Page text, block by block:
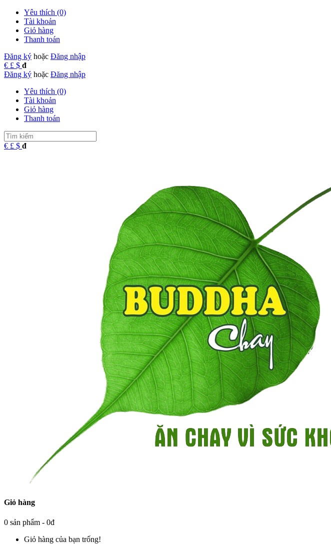
Yêu thích (0)
Tài khoản
Giỏ hàng
Thanh toán
Đăng ký hoặc Đăng nhập
€ £ $ đ
Đăng ký hoặc Đăng nhập
Yêu thích (0)
Tài khoản
Giỏ hàng
Thanh toán
€ £ $ đ
Giỏ hàng
0 sản phẩm - 0đ
Giỏ hàng của bạn trống!